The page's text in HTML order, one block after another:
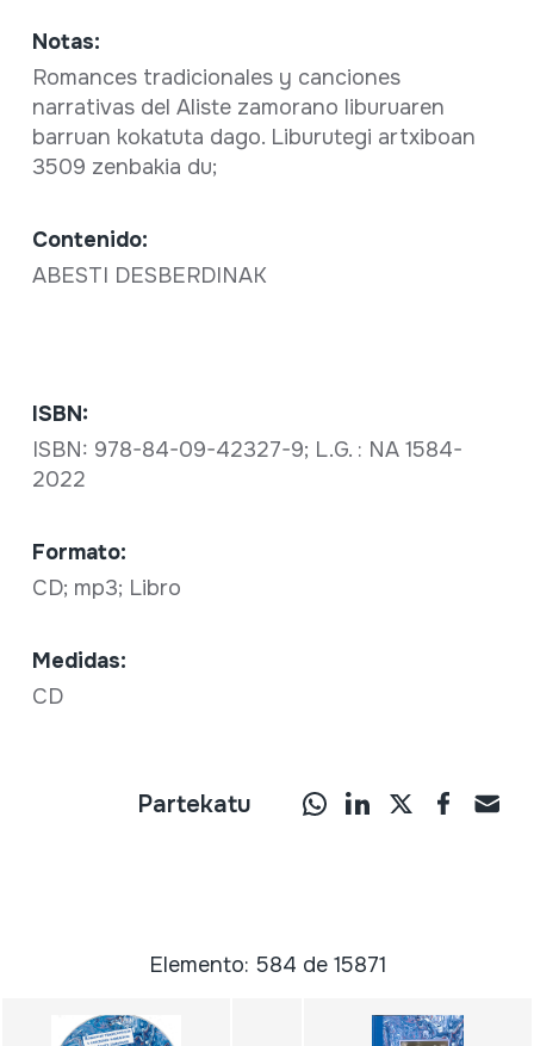
Notas:
Romances tradicionales y canciones
narrativas del Aliste zamorano liburuaren
barruan kokatuta dago. Liburutegi artxiboan
3509 zenbakia du;
Contenido:
ABESTI DESBERDINAK
ISBN:
ISBN: 978-84-09-42327-9; L.G. : NA 1584-
2022
Formato:
CD; mp3; Libro
Medidas:
CD
Partekatu
Elemento: 584 de 15871